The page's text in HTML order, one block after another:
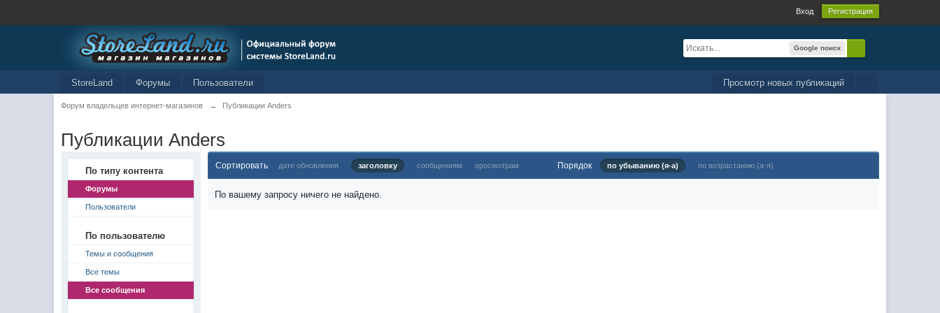
Вход Регистрация
Google поиск
Просмотр новых публикаций
StoreLand Форумы Пользователи
Форум владельцев интернет-магазинов → Публикации Anders
Публикации Anders
По типу контента
Форумы
Пользователи
По пользователю
Темы и сообщения
Все темы
Все сообщения
Сортировать дате обновления заголовку сообщениям просмотрам Порядок по убыванию (я-а) по возрастанию (а-я)
По вашему запросу ничего не найдено.